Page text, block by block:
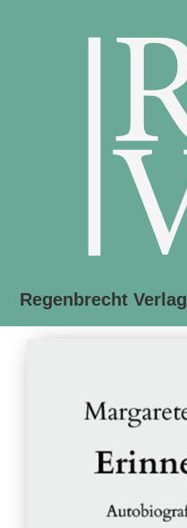
Regenbrecht Verlag